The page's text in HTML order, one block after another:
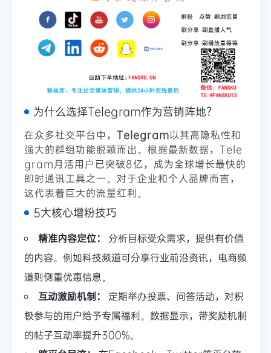
为什么选择Telegram作为营销阵地？
在众多社交平台中， Telegram以其高隐私性和
强大的群组功能脱颖而出。根据最新数据，Tele
gram月活用户已突破8亿，成为全球增长最快的
即时通讯工具之一。对于企业和个人品牌而言，
这代表着巨大的流量红利。
5大核心增粉技巧
精准内容定位：
分析目标受众需求，提供有价值
的内容。例如科技频道可分享行业前沿资讯，电商频
道则侧重优惠信息。
互动激励机制：
定期举办投票、问答活动，对积
极参与的用户给予专属福利。数据显示，带奖励机制
的帖子互动率提升300%。